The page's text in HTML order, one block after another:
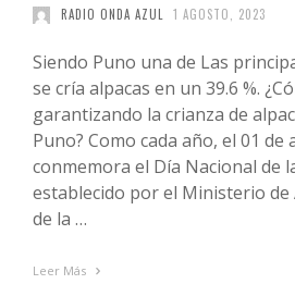
RADIO ONDA AZUL 1 AGOSTO, 2023
Siendo Puno una de Las
se cría alpacas en un 39.6 %.
garantizando la crianza de
Puno? Como cada año, el 01 de
conmemora el Día Nacional de
establecido por el Ministerio
de la …
Leer Más